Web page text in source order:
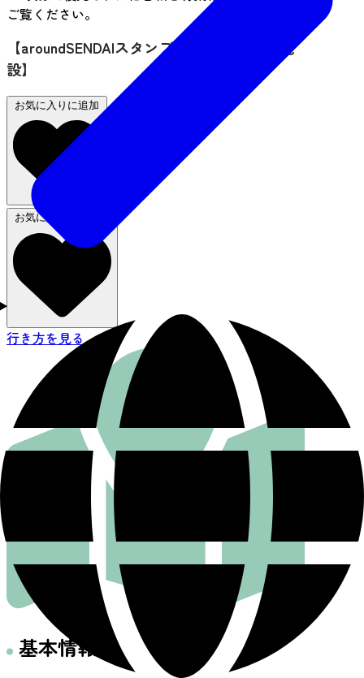
ご覧ください。
【aroundSENDAIスタンプラリー 利用対象施
設】
お気に入りに追加
お気に入りから削除
行き方を見る
基本情報